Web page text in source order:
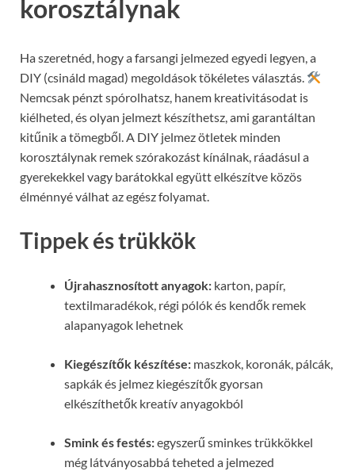
korosztálynak
Ha szeretnéd, hogy a farsangi jelmezed egyedi legyen, a
DIY (csináld magad) megoldások tökéletes választás.
Nemcsak pénzt spórolhatsz, hanem kreativitásodat is
kiélheted, és olyan jelmezt készíthetsz, ami garantáltan
kitűnik a tömegből. A DIY jelmez ötletek minden
korosztálynak remek szórakozást kínálnak, ráadásul a
gyerekekkel vagy barátokkal együtt elkészítve közös
élménnyé válhat az egész folyamat.
Tippek és trükkök
Újrahasznosított anyagok: karton, papír,
textilmaradékok, régi pólók és kendők remek
alapanyagok lehetnek
Kiegészítők készítése: maszkok, koronák, pálcák,
sapkák és jelmez kiegészítők gyorsan
elkészíthetők kreatív anyagokból
Smink és festés:egyszerű sminkes trükkökkel
még látványosabbá teheted a jelmezed